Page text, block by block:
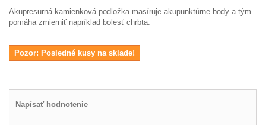
Akupresurná kamienková podložka masíruje akupunktúrne body a tým
pomáha zmierniť napríklad bolesť chrbta
Pozor: Posledné kusy na sklade!
Napísať hodnotenie